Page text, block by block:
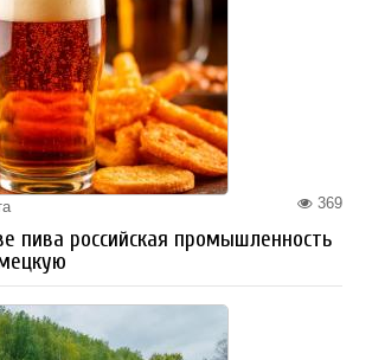
369
пива российская промышленность